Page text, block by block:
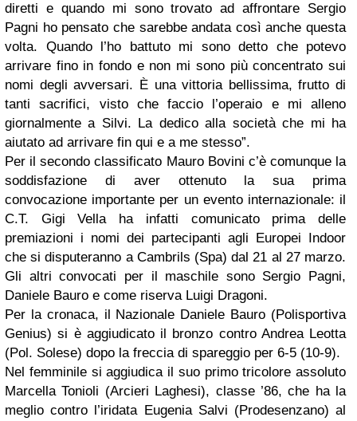
diretti e quando mi sono trovato ad affrontare Sergio
Pagni ho pensato che sarebbe andata così anche questa
volta. Quando l’ho battuto mi sono detto che potevo
arrivare fino in fondo e non mi sono più concentrato sui
nomi degli avversari. È una vittoria bellissima, frutto di
tanti sacrifici, visto che faccio l’operaio e mi alleno
giornalmente a Silvi. La dedico alla società che mi ha
aiutato ad arrivare fin qui e a me stesso”.
Per il secondo classificato Mauro Bovini c’è comunque la
soddisfazione di aver ottenuto la sua prima
convocazione importante per un evento internazionale: il
C.T. Gigi Vella ha infatti comunicato prima delle
premiazioni i nomi dei partecipanti agli Europei Indoor
che si disputeranno a Cambrils (Spa) dal 21 al 27 marzo.
Gli altri convocati per il maschile sono Sergio Pagni,
Daniele Bauro e come riserva Luigi Dragoni.
Per la cronaca, il Nazionale Daniele Bauro (Polisportiva
Genius) si è aggiudicato il bronzo contro Andrea Leotta
(Pol. Solese) dopo la freccia di spareggio per 6-5 (10-9).
Nel femminile si aggiudica il suo primo tricolore assoluto
Marcella Tonioli (Arcieri Laghesi), classe ’86, che ha la
meglio contro l’iridata Eugenia Salvi (Prodesenzano) al